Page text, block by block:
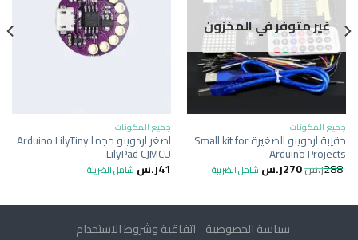
غير متوفر في المخزون
جميع المكونات
حقيبة اردوينو الصغيرة Small kit for
Arduino Projects
288ر.س270ر.س شامل الضريبة
جميع المكونات
اصغر اردوينو حجما Arduino LilyTiny
LilyPad CJMCU
41ر.س شامل الضريبة
سياسة الخصوصية اتفاقية وشروط الاستخدام